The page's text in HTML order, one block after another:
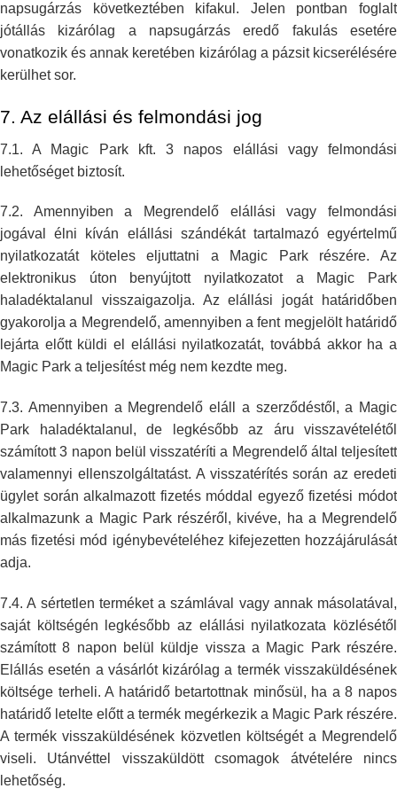
napsugárzás következtében kifakul. Jelen pontban foglalt
jótállás kizárólag a napsugárzás eredő fakulásesetére
vonatkozik és annak keretében kizárólag a pázsit kicserélésére
kerülhet sor.
7. Az elállási és felmondási jog
7.1. A Magic Park kft. 3 napos elállási vagy felmondási
lehetőségetbiztosít.
7.2. Amennyiben a Megrendelő elállási vagy felmondási
jogával élni kíván elállási szándékát tartalmazó egyértelmű
nyilatkozatát köteles eljuttatni a Magic Park részére. Az
elektronikus úton benyújtott nyilatkozatot a Magic Park
haladéktalanul visszaigazolja. Az elállási jogát határidőben
gyakorolja a Megrendelő, amennyiben a fent megjelölt határidő
lejárta előttküldi el elállási nyilatkozatát, továbbá akkor ha a
Magic Park a teljesítést még nem kezdte meg.
7.3. Amennyiben a Megrendelő eláll a szerződéstől, a Magic
Park haladéktalanul, de legkésőbb az áru visszavételétől
számított 3 napon belül visszatéríti a Megrendelő által teljesített
valamennyi ellenszolgáltatást. A visszatérítés során az eredeti
ügylet során alkalmazott fizetés móddal
egyező fizetési módot
alkalmazunk a Magic Park részéről, kivéve, ha a Megrendelő
más fizetési mód igénybevételéhez kifejezetten hozzájárulását
adja.
7.4. A sértetlen terméket a számlával vagy annak másolatával,
sajátköltségén legkésőbb az elállási nyilatkozata közlésétől
számított 8 napon belül küldje vissza a Magic Park részére.
Elállás esetén a vásárlótkizárólag a termék visszaküldésének
költsége terheli. A határidőbetartottnak minősül, ha a 8 napos
határidő letelte előtt a termék megérkezik a Magic Park részére.
A termék visszaküldésének közvetlen költségét a Megrendelő
viseli. Utánvéttel visszaküldött csomagok átvételérenincs
lehetőség.